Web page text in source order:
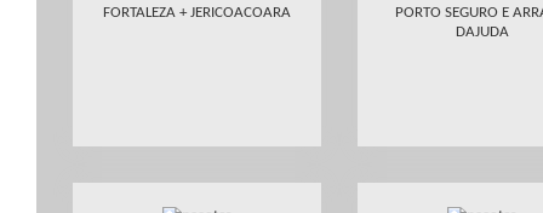
FORTALEZA + JERICOACOARA
PORTO SEGURO E
DAJUDA